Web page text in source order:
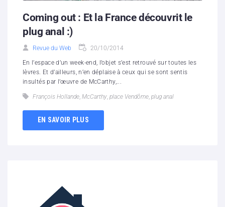
Coming out : Et la France découvrit le
plug anal :)
Revue du Web 20/10/2014
En l’espace d’un week-end, l’objet s’est retrouvé sur toutes les
lèvres. Et d’ailleurs, n’en déplaise à ceux qui se sont sentis
insultés par l’œuvre de McCarthy,...
François Hollande McCarthy place Vendôme plug anal
EN SAVOIR PLUS